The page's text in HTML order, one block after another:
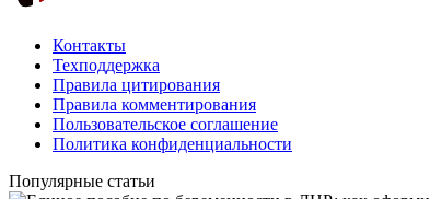
Контакты
Техподдержка
Правила цитирования
Правила комментирования
Пользовательское соглашение
Политика конфиденциальности
Популярные статьи